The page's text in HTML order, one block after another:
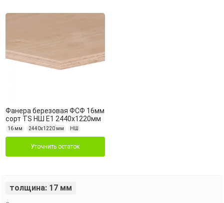
Фанера березовая ФСФ 16мм
сорт TS НШ Е1 2440х1220мм
16 мм 2440х1220 мм НШ
Уточнить остаток
толщина: 17 мм